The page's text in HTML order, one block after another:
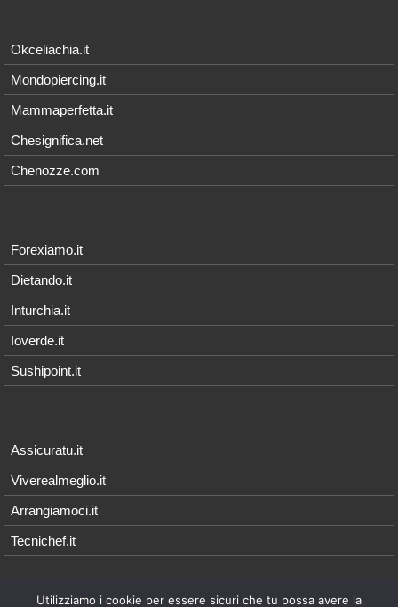
Okceliachia.it
Mondopiercing.it
Mammaperfetta.it
Chesignifica.net
Chenozze.com
Forexiamo.it
Dietando.it
Inturchia.it
Ioverde.it
Sushipoint.it
Assicuratu.it
Viverealmeglio.it
Arrangiamoci.it
Tecnichef.it
Utilizziamo i cookie per essere sicuri che tu possa avere la